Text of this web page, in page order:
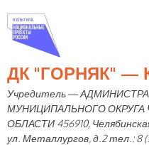
ДК "ГОРНЯК" —
Учредитель —
МУНИЦИПАЛЬНОГО ОКРУГА
ОБЛАСТИ 456910,
ул. Металлургов, д.2 тел.: 8